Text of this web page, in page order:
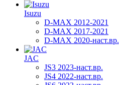
Isuzu
D-MAX 2012-2021
D-MAX 2017-2021
D-MAX 2020-наст.вр.
JAC
JS3 2023-наст.вр.
JS4 2022-наст.вр.